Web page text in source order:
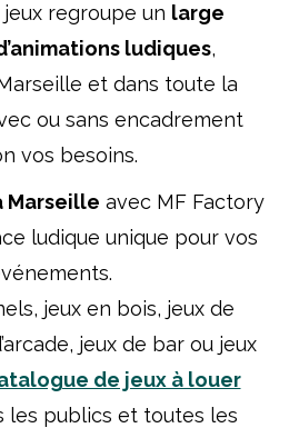
regroupe un large
ludiques,
et dans toute la
ou sans encadrement
vos besoins.
Marseille avec MF Factory
ludique unique pour vos
jeux en bois, jeux de
jeux de bar ou jeux
de jeux à louer
les publics et toutes les